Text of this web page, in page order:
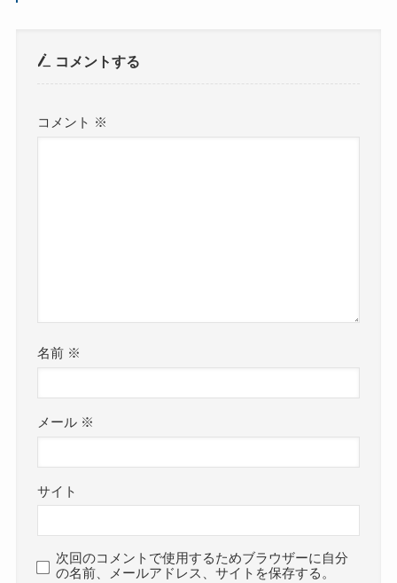
コメントする
コメント ※
名前 ※
メール ※
サイト
次回のコメントで使用するためブラウザーに自分
の名前、メールアドレス、サイトを保存する。